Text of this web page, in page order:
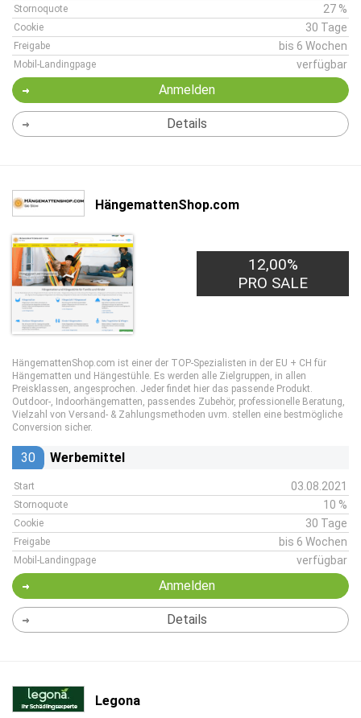
Stornoquote 27 %
Cookie 30 Tage
Freigabe bis 6 Wochen
Mobil-Landingpage verfügbar
Anmelden
Details
HängemattenShop.com
12,00%
PRO SALE
HängemattenShop.com ist einer der TOP-Spezialisten in der EU + CH für
Hängematten und Hängestühle. Es werden alle Zielgruppen, in allen
Preisklassen, angesprochen. Jeder findet hier das passende Produkt.
Outdoor-, Indoorhängematten, passendes Zubehör, professionelle Beratung,
Vielzahl von Versand- & Zahlungsmethoden uvm. stellen eine bestmögliche
Conversion sicher.
30 Werbemittel
Start 03.08.2021
Stornoquote 10 %
Cookie 30 Tage
Freigabe bis 6 Wochen
Mobil-Landingpage verfügbar
Anmelden
Details
Legona